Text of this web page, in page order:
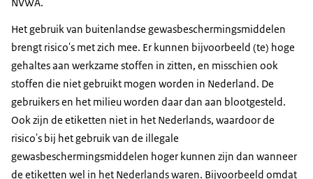
Het gebruik van buitenlandse gewasbeschermingsmiddelen
brengt risico's met zich mee. Er kunnen bijvoorbeeld (te) hoge
gehaltes aan werkzame stoffen in zitten, en misschien ook
stoffen die niet gebruikt mogen worden in Nederland. De
gebruikers en het milieu worden daar dan aan blootgesteld.
Ook zijn de etiketten niet in het Nederlands, waardoor de
risico's bij het gebruik van de illegale
gewasbeschermingsmiddelen hoger kunnen zijn dan wanneer
de etiketten wel in het Nederlands waren. Bijvoorbeeld omdat